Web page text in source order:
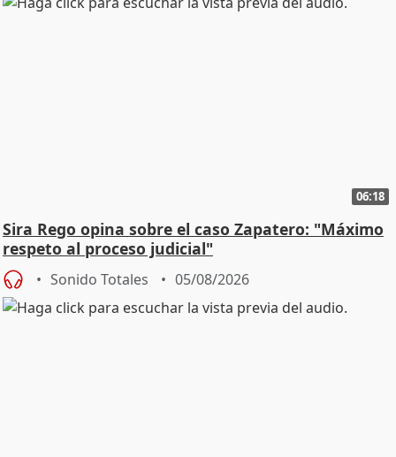
06:18
Sira Rego opina sobre el caso Zapatero: "Máximo
respeto al proceso judicial"
Sonido Totales 05/08/2026